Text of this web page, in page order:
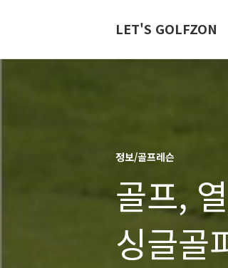
LET'S GOLFZON
정보/골프레슨
골프,
싱글골